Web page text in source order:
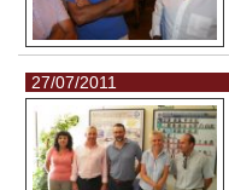
27/07/2011